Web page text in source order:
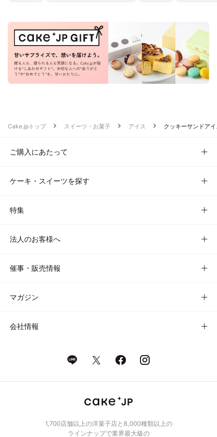
Cake.jpトップ スイーツ・お菓子 アイス クッキーサンドア
ご購入にあたって
ケーキ・スイーツを探す
特集
法人のお客様へ
催事・販売情報
マガジン
会社情報
1,700店舗以上の洋菓子店と8,000種類以上の
ラインナップで業界最大級の